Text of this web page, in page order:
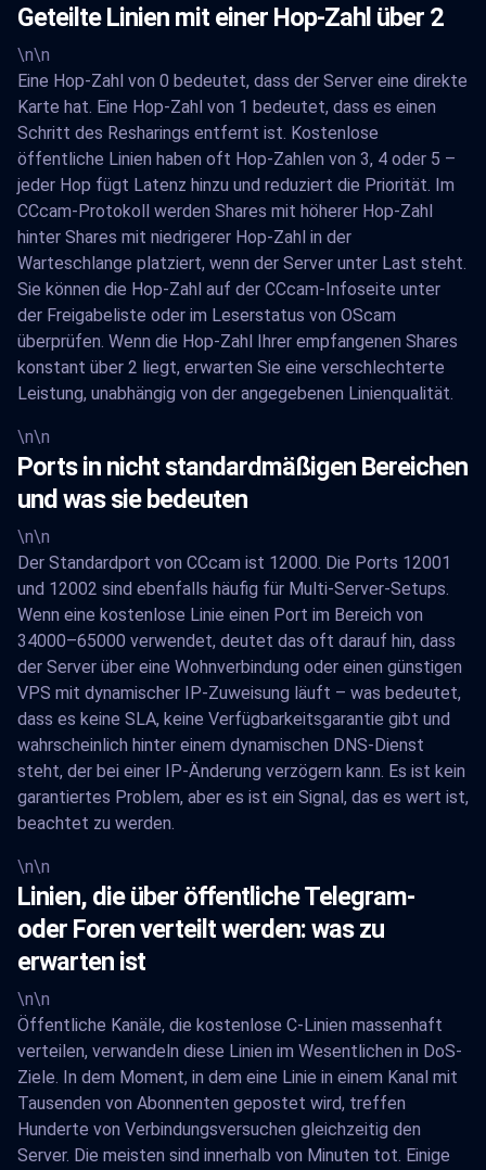
Geteilte Linien mit einer Hop-Zahl über 2
\n\n
Eine Hop-Zahl von 0 bedeutet, dass der Server eine direkte
Karte hat. Eine Hop-Zahl von 1 bedeutet, dass es einen
Schritt des Resharings entfernt ist. Kostenlose
öffentliche Linien haben oft Hop-Zahlen von 3, 4 oder 5 –
jeder Hop fügt Latenz hinzu und reduziert die Priorität. Im
CCcam-Protokoll werden Shares mit höherer Hop-Zahl
hinter Shares mit niedrigerer Hop-Zahl in der
Warteschlange platziert, wenn der Server unter Last steht.
Sie können die Hop-Zahl auf der CCcam-Infoseite unter
der Freigabeliste oder im Leserstatus von OScam
überprüfen. Wenn die Hop-Zahl Ihrer empfangenen Shares
konstant über 2 liegt, erwarten Sie eine verschlechterte
Leistung, unabhängig von der angegebenen Linienqualität.
\n\n
Ports in nicht standardmäßigen Bereichen
und was sie bedeuten
\n\n
Der Standardport von CCcam ist 12000. Die Ports 12001
und 12002 sind ebenfalls häufig für Multi-Server-Setups.
Wenn eine kostenlose Linie einen Port im Bereich von
34000–65000 verwendet, deutet das oft darauf hin, dass
der Server über eine Wohnverbindung oder einen günstigen
VPS mit dynamischer IP-Zuweisung läuft – was bedeutet,
dass es keine SLA, keine Verfügbarkeitsgarantie gibt und
wahrscheinlich hinter einem dynamischen DNS-Dienst
steht, der bei einer IP-Änderung verzögern kann. Es ist kein
garantiertes Problem, aber es ist ein Signal, das es wert ist,
beachtet zu werden.
\n\n
Linien, die über öffentliche Telegram-
oder Foren verteilt werden: was zu
erwarten ist
\n\n
Öffentliche Kanäle, die kostenlose C-Linien massenhaft
verteilen, verwandeln diese Linien im Wesentlichen in DoS-
Ziele. In dem Moment, in dem eine Linie in einem Kanal mit
Tausenden von Abonnenten gepostet wird, treffen
Hunderte von Verbindungsversuchen gleichzeitig den
Server. Die meisten sind innerhalb von Minuten tot. Einige